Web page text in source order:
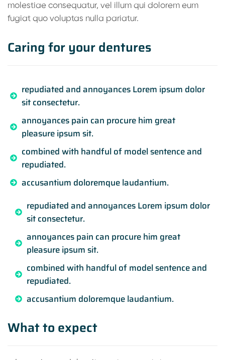
molestiae consequatur, vel illum qui dolorem eum
fugiat quo voluptas nulla pariatur.
Caring for your dentures
repudiated and annoyances Lorem ipsum dolor
sit consectetur.
annoyances pain can procure him great
pleasure ipsum sit.
combined with handful of model sentence and
repudiated.
accusantium doloremque laudantium.
repudiated and annoyances Lorem ipsum dolor
sit consectetur.
annoyances pain can procure him great
pleasure ipsum sit.
combined with handful of model sentence and
repudiated.
accusantium doloremque laudantium.
What to expect